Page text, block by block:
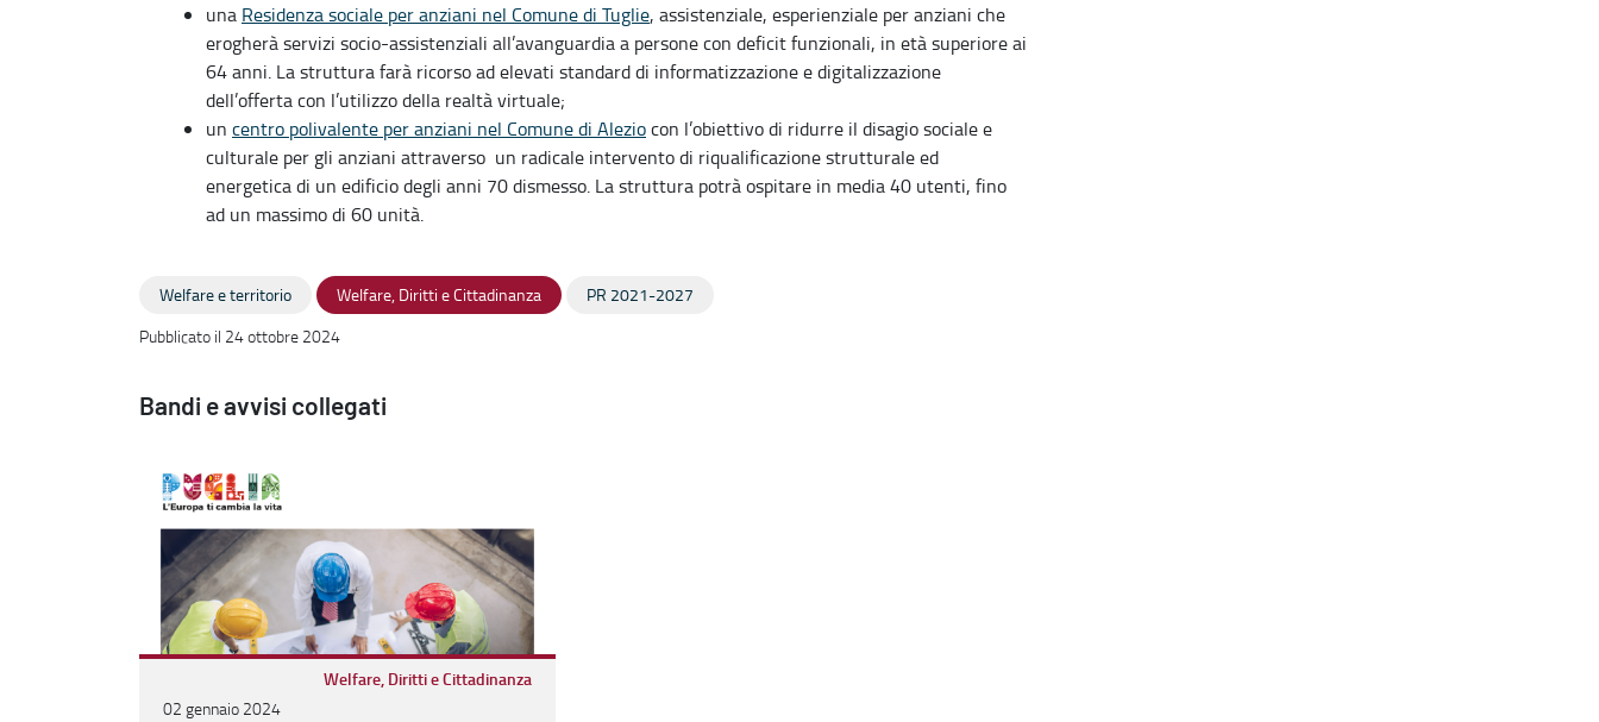
una Residenza sociale per anziani nel Comune di Tuglie, assistenziale, esperienziale per anziani che
erogherà servizi socio-assistenziali all’avanguardia a persone con deficit funzionali, in età superiore ai
64 anni. La struttura farà ricorso ad elevati standard di informatizzazione e digitalizzazione
dell’offerta con l’utilizzo della realtà virtuale;
un centro polivalente per anziani nel Comune di Aleziocon l’obiettivo di ridurre il disagio sociale e
culturale per gli anziani attraverso un radicale intervento di riqualificazione strutturale ed
energetica di un edificio degli anni 70 dismesso. La struttura potrà ospitare in media 40 utenti, fino
ad un massimo di 60 unità.
Welfare e territorio Welfare, Diritti e Cittadinanza
PR 2021-2027
Pubblicato il 24 ottobre 2024
Bandi e avvisi collegati
Welfare, Diritti e Cittadinanza
02 gennaio 2024